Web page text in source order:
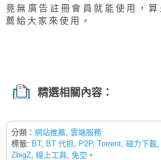
竟無廣告註冊會員就能使用，
薦給大家來使用。
精選相關內容：
分類： 網站推薦 雲端服務
標籤: BT, BT 代抓 P2P, Torrent 磁力下載
ZbigZ 線上工具 免空 。